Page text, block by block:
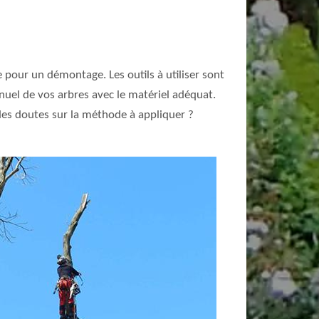
un démontage. Les outils à utiliser sont
de vos arbres avec le matériel adéquat.
doutes sur la méthode à appliquer ?